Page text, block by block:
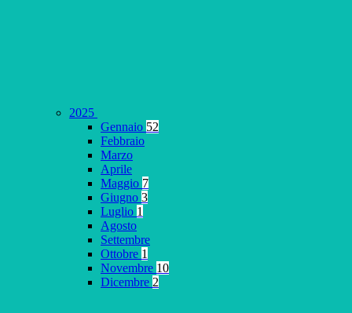
2025
Gennaio 52
Febbraio
Marzo
Aprile
Maggio 7
Giugno 3
Luglio 1
Agosto
Settembre
Ottobre 1
Novembre 10
Dicembre 2